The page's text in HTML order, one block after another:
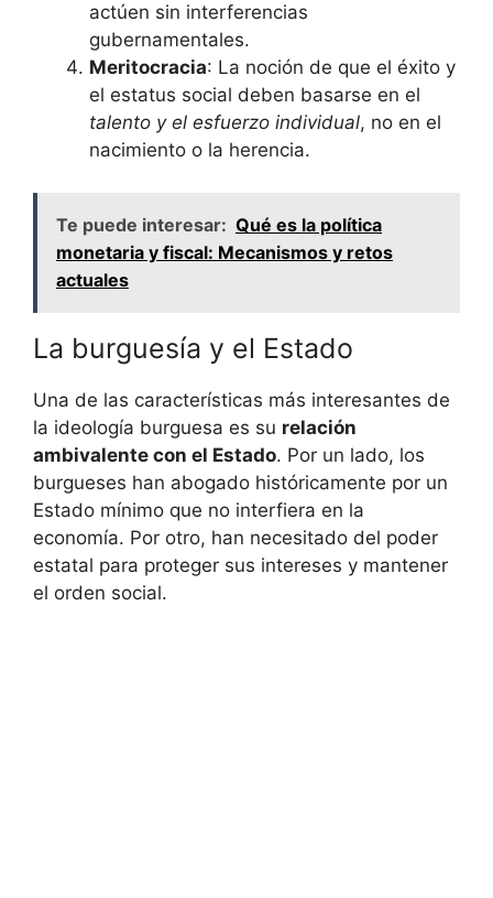
actúen sin interferencias
gubernamentales.
Meritocracia: La noción de que el éxito y
el estatus social deben basarse en el
talento y el esfuerzo individual, no en el
nacimiento o la herencia.
Te puede interesar: Qué es la política
monetaria y fiscal: Mecanismos y retos
actuales
La burguesía y el Estado
Una de las características más interesantes de
la ideología burguesa es su relación
ambivalente con el Estado. Por un lado, los
burgueses han abogado históricamente por un
Estado mínimo que no interfiera en la
economía. Por otro, han necesitado del poder
estatal para proteger sus intereses y mantener
el orden social.